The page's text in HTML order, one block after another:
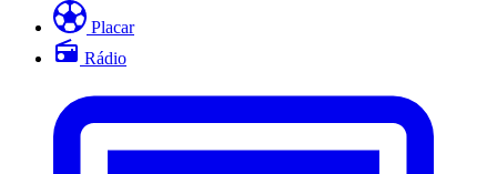
Placar
Rádio